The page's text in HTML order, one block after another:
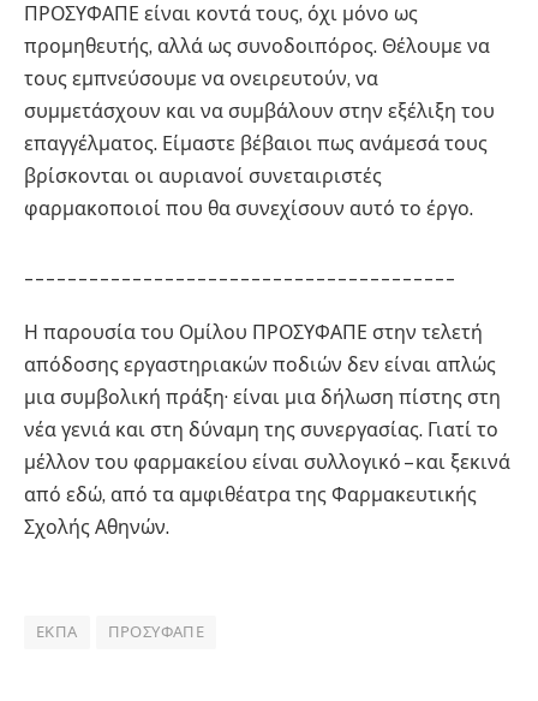
ΠΡΟΣΥΦΑΠΕ είναι κοντά τους, όχι μόνο ως
προμηθευτής, αλλά ως συνοδοιπόρος. Θέλουμε να
τους εμπνεύσουμε να ονειρευτούν, να
συμμετάσχουν και να συμβάλουν στην εξέλιξη του
επαγγέλματος. Είμαστε βέβαιοι πως ανάμεσά τους
βρίσκονται οι αυριανοί συνεταιριστές
φαρμακοποιοί που θα συνεχίσουν αυτό το έργο.
Η παρουσία του Ομίλου ΠΡΟΣΥΦΑΠΕ στην τελετή
απόδοσης εργαστηριακών ποδιών δεν είναι απλώς
μια συμβολική πράξη· είναι μια δήλωση πίστης στη
νέα γενιά και στη δύναμη της συνεργασίας. Γιατί το
μέλλον του φαρμακείου είναι συλλογικό – και ξεκινά
από εδώ, από τα αμφιθέατρα της Φαρμακευτικής
Σχολής Αθηνών.
ΕΚΠΑ ΠΡΟΣΥΦΑΠΕ